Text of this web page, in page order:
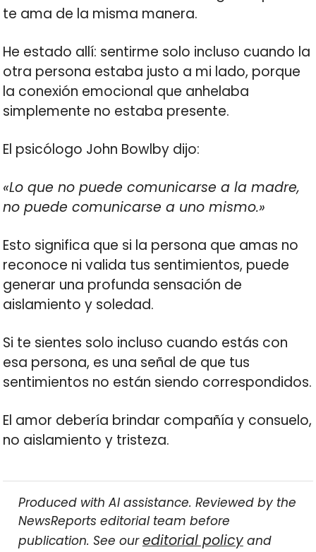
te ama de la misma manera.
He estado allí: sentirme solo incluso cuando la
otra persona estaba justo a mi lado, porque
la conexión emocional que anhelaba
simplemente no estaba presente.
El psicólogo John Bowlby dijo:
«Lo que no puede comunicarse a la madre,
no puede comunicarse a uno mismo.»
Esto significa que si la persona que amas no
reconoce ni valida tus sentimientos, puede
generar una profunda sensación de
aislamiento y soledad.
Si te sientes solo incluso cuando estás con
esa persona, es una señal de que tus
sentimientos no están siendo correspondidos.
El amor debería brindar compañía y consuelo,
no aislamiento y tristeza.
Produced with AI assistance. Reviewed by the
NewsReports editorial team before
publication. See oureditorial policyand